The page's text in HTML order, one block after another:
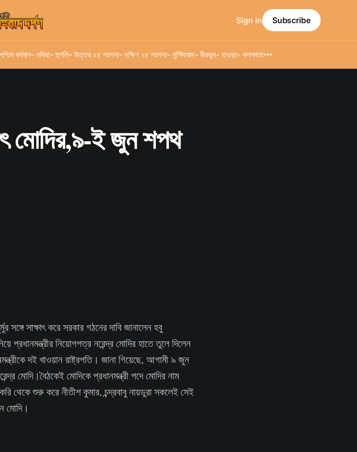
বর্ধমান- নদিয়া- হুগলি- উত্তর ২৪ পরগনা- দক্ষিণ ২৪ পরগনা- মুর্শিদাবাদ- বীরভূম- হাওড়া- কলকাতা
Sign in Subscribe
মোদির,৯-ই জুন শপথ
সঙ্গে সাক্ষাৎ করে সরকার গঠনের দাবি জানালেন হবু
প্রধানমন্ত্রীর নিয়োগপত্র নরেন্দ্র মোদির হাতে তুলে দিলেন
দই খাওয়ান রাষ্ট্রপতি। জানা গিয়েছে, আগামী ৯ জুন
মোদি।বৈঠকেই মোদিকে প্রধানমন্ত্রী পদে মোদির নাম
থেকে শুরু করে নীতীশ কুমার, চন্দ্রবাবু নায়ডুরা সকলেই সেই
মোদি।